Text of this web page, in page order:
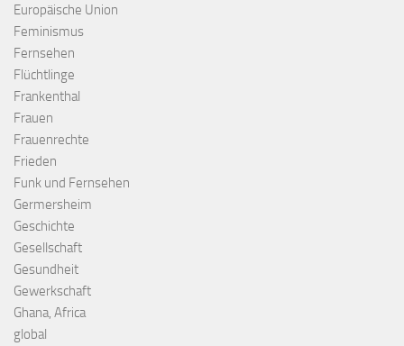
Europäische Union
Feminismus
Fernsehen
Flüchtlinge
Frankenthal
Frauen
Frauenrechte
Frieden
Funk und Fernsehen
Germersheim
Geschichte
Gesellschaft
Gesundheit
Gewerkschaft
Ghana, Africa
global